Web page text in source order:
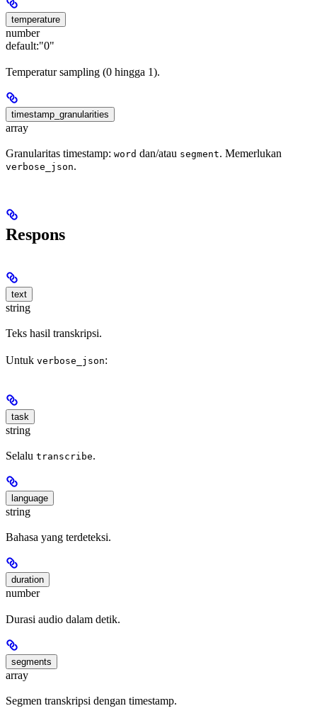
temperature
number
default:"0"
Temperatur sampling (0 hingga 1).
timestamp_granularities
array
Granularitas timestamp: word dan/atau segment. Memerlukan
verbose_json.
Respons
text
string
Teks hasil transkripsi.
Untuk verbose_json:
task
string
Selalu transcribe.
language
string
Bahasa yang terdeteksi.
duration
number
Durasi audio dalam detik.
segments
array
Segmen transkripsi dengan timestamp.